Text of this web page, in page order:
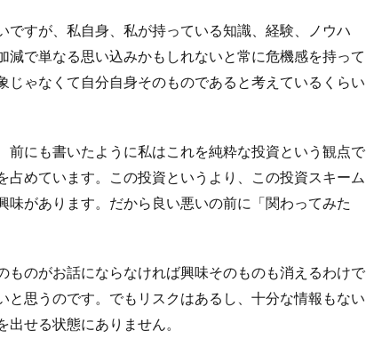
ですが、私自身、私が持っている知識、経験、ノウハ
減で単なる思い込みかもしれないと常に危機感を持って
じゃなくて自分自身そのものであると考えているくらい
前にも書いたように私はこれを純粋な投資という観点で
占めています。この投資というより、この投資スキーム
味があります。だから良い悪いの前に「関わってみた
ものがお話にならなければ興味そのものも消えるわけで
と思うのです。でもリスクはあるし、十分な情報もない
せる状態にありません。